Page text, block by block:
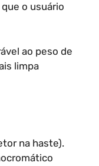
o usuário
ao peso de
limpa
na haste).